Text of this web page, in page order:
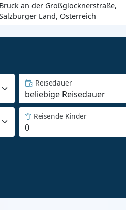
Bruck an der Großglocknerstraße,
Land, Österreich
Reisedauer
Reisende Kinder